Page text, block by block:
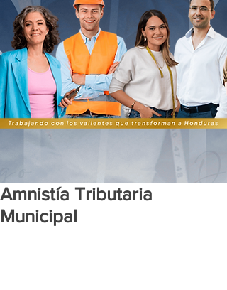
Amnistía Tributaria
Municipal